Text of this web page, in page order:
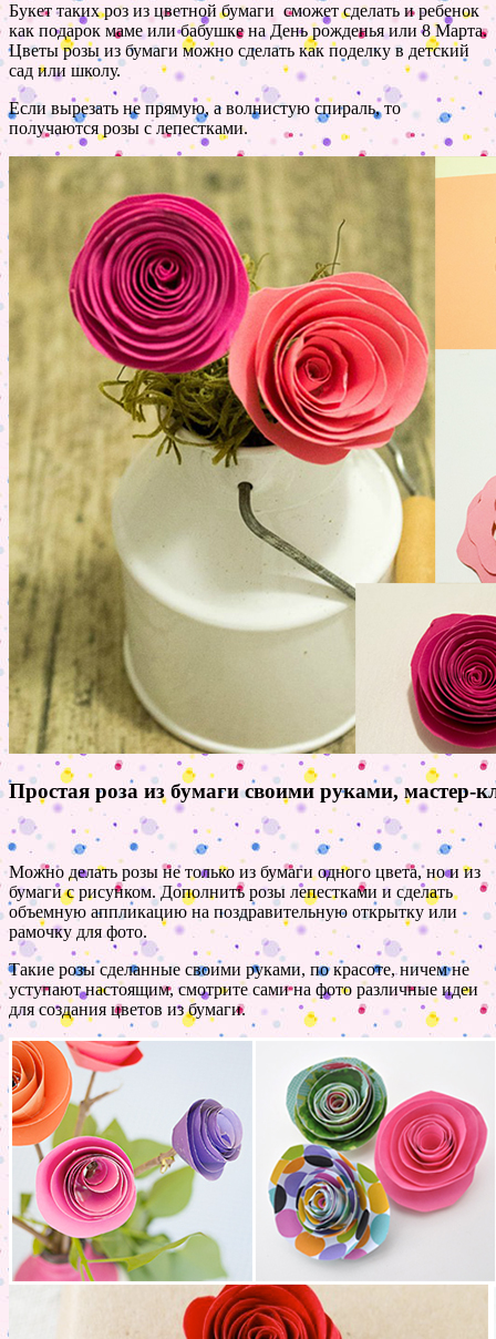
Букет таких роз из цветной бумаги сможет сделать и ребенок
как подарок маме или бабушке на День рожденья или 8 Марта.
Цветы розы из бумаги можно сделать как поделку в детский
сад или школу.
Если вырезать не прямую, а волнистую спираль, то
получаются розы с лепестками.
Простая роза из бумаги своими руками, мастер-
Можно делать розы не только из бумаги одного цвета, но и из
бумаги с рисунком. Дополнить розы лепестками и сделать
объемную аппликацию на поздравительную открытку или
рамочку для фото.
Такие розы сделанные своими руками, по красоте, ничем не
уступают настоящим, смотрите сами на фото различные идеи
для создания цветов из бумаги.